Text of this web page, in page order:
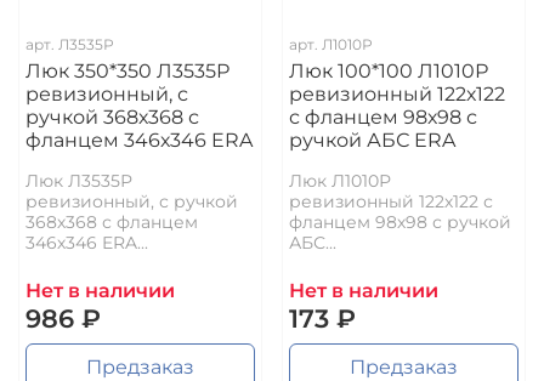
арт. Л3535Р
Люк 350*350 Л3535Р
ревизионный, с
ручкой 368х368 с
фланцем 346х346 ERA
Люк Л3535Р
ревизионный, с ручкой
368х368 с фланцем
346х346 ERA...
Нет в наличии
986 ₽
Предзаказ
арт. Л1010Р
Люк 100*100 Л1010Р
ревизионный 122х122
с фланцем 98х98 с
ручкой АБС ERA
Люк Л1010Р
ревизионный 122х122 с
фланцем 98х98 с ручкой
АБС...
Нет в наличии
173 ₽
Предзаказ